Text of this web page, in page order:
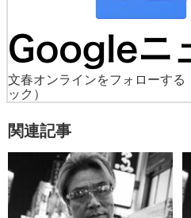
文春オンラインをフォローする
ック）
関連記事